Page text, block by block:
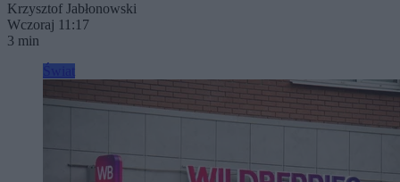
Krzysztof Jabłonowski
Wczoraj 11:17
3 min